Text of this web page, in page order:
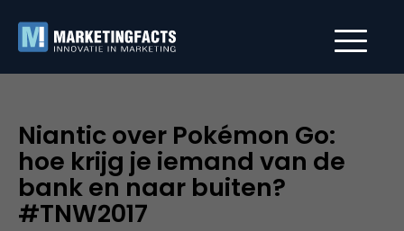
Niantic over Pokémon Go:
hoe krijg je iemand van de
bank en naar buiten?
#TNW2017